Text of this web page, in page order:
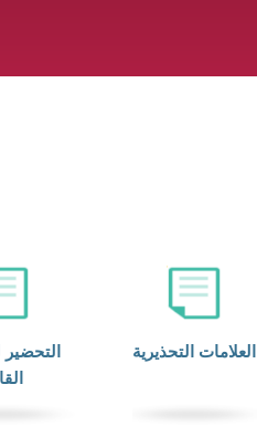
العلامات التحذيرية